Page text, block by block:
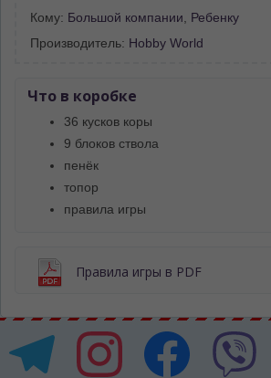
Кому: Большой компании
Ребенку
Производитель: Hobby World
Что в коробке
36 кусков коры
9 блоков ствола
пенёк
топор
правила игры
Правила игры в PDF